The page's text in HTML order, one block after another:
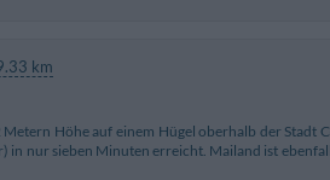
km
Höhe auf einem Hügel oberhalb der Stadt
in nur sieben Minuten erreicht. Mailand ist